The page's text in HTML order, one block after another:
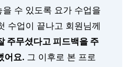
을 수 있도록 요가 수업을
수업이 끝나고 회원님께
주무셨다고 피드백을 주
어요. 그 이후로 본 프로